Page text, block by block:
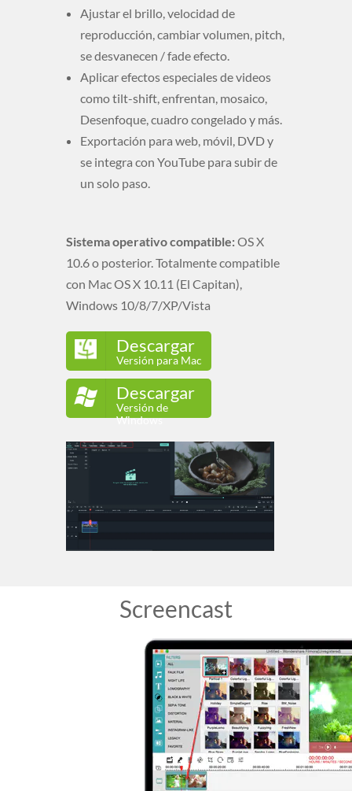
Ajustar el brillo, velocidad de
reproducción, cambiar volumen, pitch,
se desvanecen / fade efecto.
Aplicar efectos especiales de videos
como tilt-shift, enfrentan, mosaico,
Desenfoque, cuadro congelado y más.
Exportación para web, móvil, DVD y
se integra con YouTube para subir de
un solo paso.
Sistema operativo compatible:OS X
10.6 o posterior. Totalmente compatible
con Mac OS X 10.11 (El Capitan),
Windows 10/8/7/XP/Vista
Descargar
Versión para Mac
Descargar
Versión de
Windows
Screencast